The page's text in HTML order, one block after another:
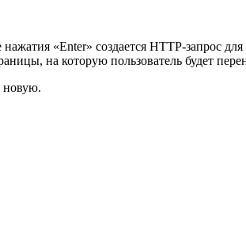
«Enter» создается HTTP-запрос
на которую пользователь будет
новую.